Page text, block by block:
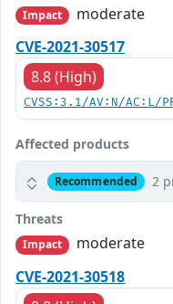
Impact
moderate
CVE-2021-30517
8.8 (High)
CVSS:3.1/AV:N/AC:L/
Affected products
Recommended 2
Threats
Impact
moderate
CVE-2021-30518